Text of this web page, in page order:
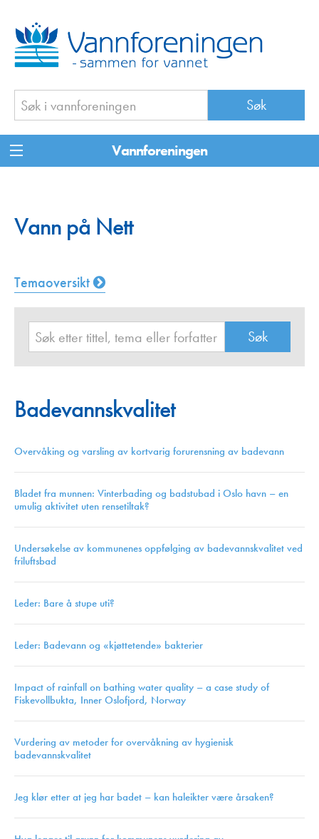
Vannforeningen
Vann på Nett
Temaoversikt
Badevannskvalitet
Overvåking og varsling av kortvarig forurensning av badevann
Bladet fra munnen: Vinterbading og badstubad i Oslo havn – en
umulig aktivitet uten rensetiltak?
Undersøkelse av kommunenes oppfølging av badevannskvalitet ved
friluftsbad
Leder: Bare å stupe uti?
Leder: Badevann og «kjøttetende» bakterier
Impact of rainfall on bathing water quality – a case study of
Fiskevollbukta, Inner Oslofjord, Norway
Vurdering av metoder for overvåkning av hygienisk
badevannskvalitet
Jeg klør etter at jeg har badet – kan haleikter være årsaken?